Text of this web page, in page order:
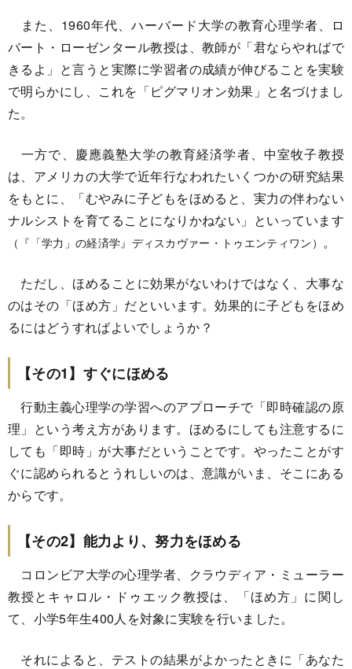
また、1960年代、ハーバード大学の教育心理学者、ロ
バート・ローゼンタール教授は、教師が「君ならやればで
きるよ」と言うと実際に学習者の成績が伸びることを実験
で明らかにし、これを「ピグマリオン効果」と名づけまし
た。
一方で、慶應義塾大学の教育経済学者、中室牧子教授
は、アメリカの大学で近年行なわれたいくつかの研究結果
をもとに、「むやみに子どもをほめると、実力の伴わない
ナルシストを育てることになりかねない」といっています
（『「学力」の経済学』ディスカヴァー・トゥエンティワン） 。
ただし、ほめることに効果がないわけではなく、大事な
のはその「ほめ方」だといいます。効果的に子どもをほめ
るにはどうすればよいでしょうか？
【その1】すぐにほめる
行動主義心理学の学習へのアプローチで「即時確認の原
理」という考え方があります。ほめるにしても注意するに
しても「即時」が大事だということです。やったことがす
ぐに認められるとうれしいのは、意識がいま、そこにある
からです。
【その2】能力より、努力をほめる
コロンビア大学の心理学者、クラウディア・ミューラー
教授とキャロル・ドゥエック教授は、「ほめ方」に関し
て、小学5年生400人を対象に実験を行いました。
それによると、テストの結果がよかったときに「あなた